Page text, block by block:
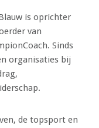
is oprichter
van
Sinds
organisaties bij
de topsport en